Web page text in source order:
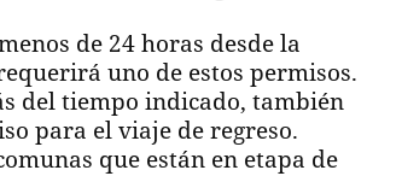
de 24 horas desde la
uno de estos permisos.
del tiempo indicado, también
para el viaje de regreso.
que están en etapa de